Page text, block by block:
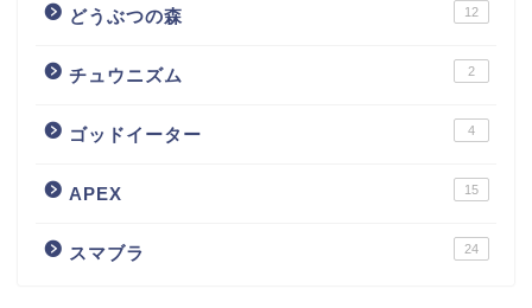
どうぶつの森 12
チュウニズム 2
ゴッドイーター 4
APEX 15
スマブラ 24